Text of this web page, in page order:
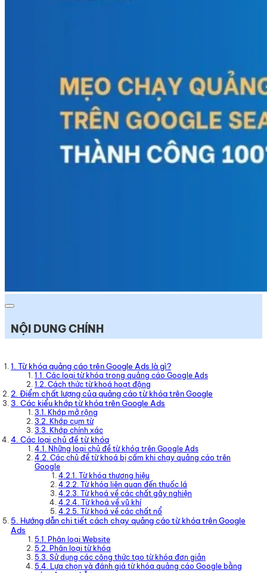
NỘI DUNG CHÍNH
1. Từ khóa quảng cáo trên Google Ads là gì?
1.1. Các loại từ khóa trong quảng cáo Google Ads
1.2. Cách thức từ khoá hoạt động
2. Điểm chất lượng của quảng cáo từ khóa trên Google
3. Các kiểu khớp từ khóa trên Google Ads
3.1. Khớp mở rộng
3.2. Khớp cụm từ
3.3. Khớp chính xác
4. Các loại chủ đề từ khóa
4.1. Những loại chủ đề từ khóa trên Google Ads
4.2. Các chủ đề từ khoá bị cấm khi chạy quảng cáo trên
Google
4.2.1. Từ khóa thương hiệu
4.2.2. Từ khóa liên quan đến thuốc lá
4.2.3. Từ khoá về các chất gây nghiện
4.2.4. Từ khoá về vũ khí
4.2.5. Từ khoá về các chất nổ
5. Hướng dẫn chi tiết cách chạy quảng cáo từ khóa trên Google
Ads
5.1. Phân loại Website
5.2. Phân loại từ khóa
5.3. Sử dụng các công thức tạo từ khóa đơn giản
5.4. Lựa chọn và đánh giá từ khóa quảng cáo Google bằng